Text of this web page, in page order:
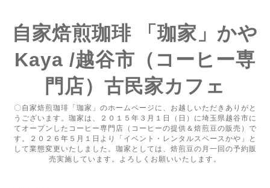
自家焙煎珈琲 「珈家」かや
Kaya /越谷市（コーヒー専
門店）古民家カフェ
〇自家焙煎珈琲「珈家」のホームページに、お越しいただきありがと
うございます。珈家は、２０１５年３月１日（日）に埼玉県越谷市に
てオープンしたコーヒー専門店（コーヒーの提供＆焙煎豆の販売）で
す。２０２６年５月１日より「イベント・レンタルスペースかや」と
して業態変更いたしました。珈家としては、焙煎豆の月一回の予約販
売実施しています。よろしくお願いいたします。